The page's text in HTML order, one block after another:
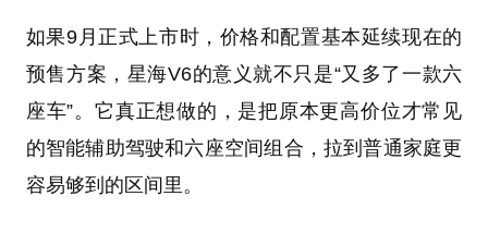
如果9月正式上市时，价格和配置基本延续现在的
预售方案，星海V6的意义就不只是“又多了一款六
座车”。它真正想做的，是把原本更高价位才常见
的智能辅助驾驶和六座空间组合，拉到普通家庭更
容易够到的区间里。